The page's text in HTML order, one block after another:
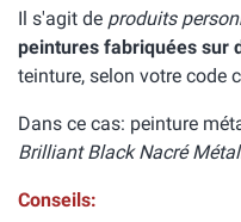
Il s'agit de produits
peintures fabriquées sur
teinture, selon votre code
Dans ce cas: peinture
Brilliant Black Nacré
Conseils: